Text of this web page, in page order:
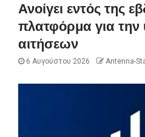
Ανοίγει εντός της
πλατφόρμα για
αιτήσεων
6 Αυγούστου 2026 Antenna-